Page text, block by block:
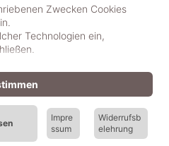
Zwecken Cookies
Technologien ein,
Impre
ssum
Widerrufsb
elehrung